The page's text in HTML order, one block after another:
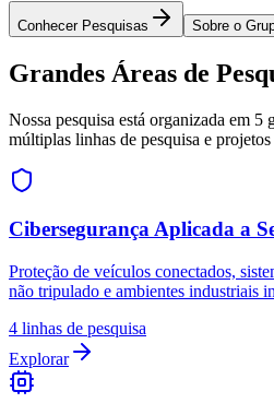
Conhecer Pesquisas Sobre o
Grandes Áreas de
Nossa pesquisa está organizada em 5
múltiplas linhas de pesquisa e
Cibersegurança Aplicada a
Proteção de veículos conectados,
não tripulado e ambientes industriais
4 linhas de pesquisa
Explorar